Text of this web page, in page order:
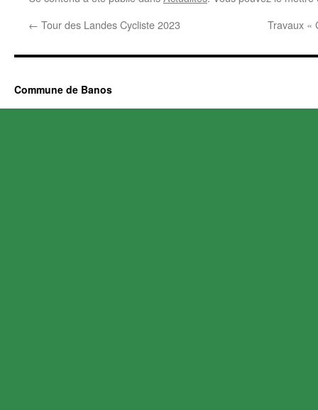
← Tour des Landes Cycliste 2023 Travaux «
Commune de Banos